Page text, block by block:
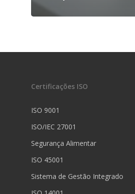
Certificações ISO
ISO 9001
ISO/IEC 27001
Segurança Alimentar
ISO 45001
Sistema de Gestão Integrado